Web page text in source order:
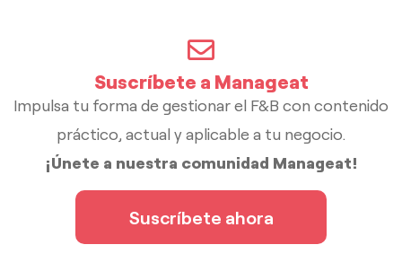
Suscríbete a Manageat
Impulsa tu forma de gestionar el F&B con contenido
práctico, actual y aplicable a tu negocio.
¡Únete a nuestra comunidad Manageat!
Suscríbete ahora